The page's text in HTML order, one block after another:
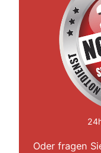
Oder fragen